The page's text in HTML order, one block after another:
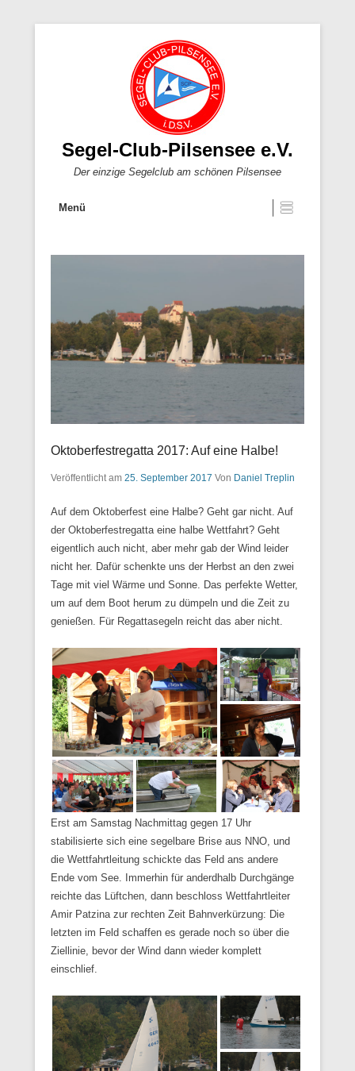
Segel-Club-Pilsensee e.V.
Der einzige Segelclub am schönen Pilsensee
Menü
Oktoberfestregatta 2017: Auf eine Halbe!
Veröffentlicht am 25. September 2017 Von Daniel Treplin
Auf dem Oktoberfest eine Halbe? Geht gar nicht. Auf
der Oktoberfestregatta eine halbe Wettfahrt? Geht
eigentlich auch nicht, aber mehr gab der Wind leider
nicht her. Dafür schenkte uns der Herbst an den zwei
Tage mit viel Wärme und Sonne. Das perfekte Wetter,
um auf dem Boot herum zu dümpeln und die Zeit zu
genießen. Für Regattasegeln reicht das aber nicht.
Erst am Samstag Nachmittag gegen 17 Uhr
stabilisierte sich eine segelbare Brise aus NNO, und
die Wettfahrtleitung schickte das Feld ans andere
Ende vom See. Immerhin für anderdhalb Durchgänge
reichte das Lüftchen, dann beschloss Wettfahrtleiter
Amir Patzina zur rechten Zeit Bahnverkürzung: Die
letzten im Feld schaffen es gerade noch so über die
Ziellinie, bevor der Wind dann wieder komplett
einschlief.